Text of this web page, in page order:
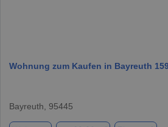
Wohnung zum Kaufen in Bayreuth
Bayreuth, 95445